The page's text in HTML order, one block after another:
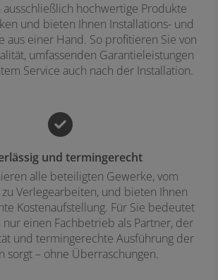
hochwertige Produkte
und bieten Ihnen Installations- und
aus einer Hand. So profitieren Sie von
umfassenden Garantieleistungen
Service auch nach der Installation.
und termingerecht
alle beteiligten Gewerke, vom
Verlegearbeiten, und bieten Ihnen
Kostenaufstellung. Für Sie bedeutet
nur einen Fachbetrieb als Partner, der
und termingerechte Ausführung der
sorgt – ohne Überraschungen.